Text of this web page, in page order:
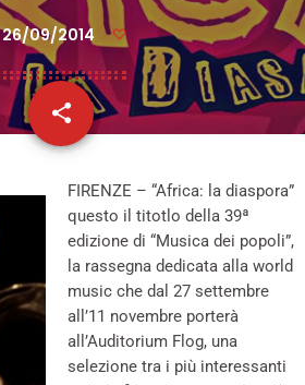
26/09/2014
share
email
FIRENZE – “Africa: la diaspora”
questo il titotlo della 39ª
edizione di “Musica dei popoli”,
la rassegna dedicata alla world
music che dal 27 settembre
all’11 novembre porterà
all’Auditorium Flog, una
selezione tra i più interessanti